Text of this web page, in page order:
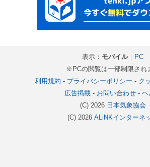
表示： モバイル｜
PC
※PCの閲覧は一部制限され
利用規約 - プライバシーポリシー - ク
広告掲載- お問い合わせ- ヘ
(C) 2026 日本気象協会
(C) 2026 ALiNKインターネ